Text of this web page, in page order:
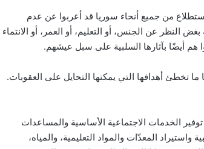
من المشاركين في الاستطلاع من جميع أنحاء سوريا قد أعربوا عن عدم
النظر عن الجنس، أو التعليم، أو العمر، أو الانتماء
هم أيضًا بآثارها السلبية على سبل عيشهم.
تخطئ أهدافها التي يمكنها التحايل على العقوبات.
الخدمات الاجتماعية الأساسية والمساعدات
المعدّات والمواد التعليمية، والمياه،